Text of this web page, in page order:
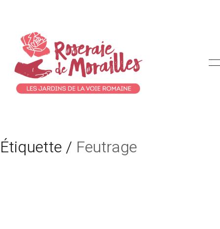
Étiquette / Feutrage